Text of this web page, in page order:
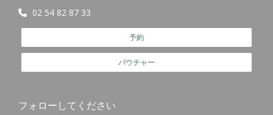
02 54 82 87 33
予約
バウチャー
フォローしてください